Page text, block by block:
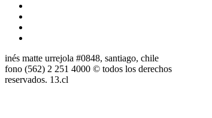
inés matte urrejola #0848, santiago, chile
fono (562) 2 251 4000 © todos los derechos
reservados. 13.cl